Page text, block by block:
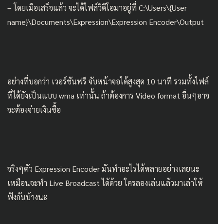
– โดยเมือเสร็จแล้ว จะได้ไฟล์วิดีโอมาอยู่ที่ C:\Users\{User
name}\Documents\Expression\Expression Encoder\Output
อย่างที่บอกว่า เวอร์ชันฟรี จับหน้าจอได้สูงสุด 10 นาที รวมทั้งไฟล์
ที่ได้ยังเป็นแบบ wma เท่านั้น ถ้าต้องการ Video format อื่นๆอาจ
จะต้องจ่ายเงินซื้อ
จริงๆตัว Expression Encoder มันทำอะไรได้หลายอย่างเลยนะ
เหมือนจะทำ Live Broadcast ได้ด้วย ใครลองเล่นแล้วมาเล่าให้
ฟังกันบ้างนะ